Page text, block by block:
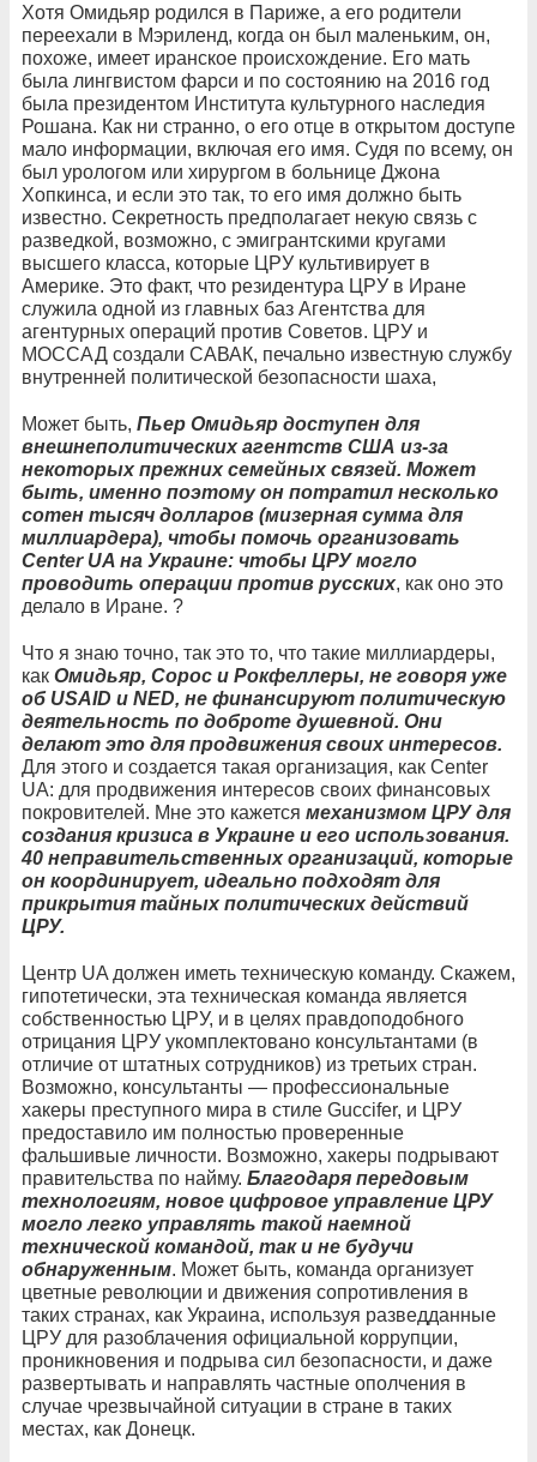
Хотя Омидьяр родился в Париже, а его родители
переехали в Мэриленд, когда он был маленьким, он,
похоже, имеет иранское происхождение. Его мать
была лингвистом фарси и по состоянию на 2016 год
была президентом Института культурного наследия
Рошана. Как ни странно, о его отце в открытом доступе
мало информации, включая его имя. Судя по всему, он
был урологом или хирургом в больнице Джона
Хопкинса, и если это так, то его имя должно быть
известно. Секретность предполагает некую связь с
разведкой, возможно, с эмигрантскими кругами
высшего класса, которые ЦРУ культивирует в
Америке. Это факт, что резидентура ЦРУ в Иране
служила одной из главных баз Агентства для
агентурных операций против Советов. ЦРУ и
МОССАД создали САВАК, печально известную службу
внутренней политической безопасности шаха,
Может быть, Пьер Омидьяр доступен для
внешнеполитических агентств США из-за
некоторых прежних семейных связей. Может
быть, именно поэтому он потратил несколько
сотен тысяч долларов (мизерная сумма для
миллиардера), чтобы помочь организовать
Center UA на Украине: чтобы ЦРУ могло
проводить операции против русских, как оно это
делало в Иране. ?
Что я знаю точно, так это то, что такие миллиардеры,
как Омидьяр, Сорос и Рокфеллеры, не говоря уже
об USAID и NED, не финансируют политическую
деятельность по доброте душевной. Они
делают это для продвижения своих интересов.
Для этого и создается такая организация, как Center
UA: для продвижения интересов своих финансовых
покровителей. Мне это кажется механизмом ЦРУ для
создания кризиса в Украине и его использования.
40 неправительственных организаций, которые
он координирует, идеально подходят для
прикрытия тайных политических действий
ЦРУ.
Центр UA должен иметь техническую команду. Скажем,
гипотетически, эта техническая команда является
собственностью ЦРУ, и в целях правдоподобного
отрицания ЦРУ укомплектовано консультантами (в
отличие от штатных сотрудников) из третьих стран.
Возможно, консультанты — профессиональные
хакеры преступного мира в стиле Guccifer, и ЦРУ
предоставило им полностью проверенные
фальшивые личности. Возможно, хакеры подрывают
правительства по найму. Благодаря передовым
технологиям, новое цифровое управление ЦРУ
могло легко управлять такой наемной
технической командой, так и не будучи
обнаруженным. Может быть, команда организует
цветные революции и движения сопротивления в
таких странах, как Украина, используя разведданные
ЦРУ для разоблачения официальной коррупции,
проникновения и подрыва сил безопасности, и даже
развертывать и направлять частные ополчения в
случае чрезвычайной ситуации в стране в таких
местах, как Донецк.